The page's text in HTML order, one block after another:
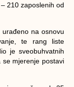
210 zaposlenih od
na osnovu
te rang liste
je sveobuhvatnih
mjerenje postavi